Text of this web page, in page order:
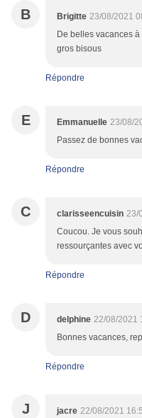
B Brigitte 23/08/2021
De belles vacances
gros bisous
Répondre
E Emmanuelle 23/08/
Passez de bonnes
Répondre
C clarisseencuisin 23/
Coucou. Je vous
ressourçantes avec
Répondre
D delphine 22/08/2021
Bonnes vacances,
Répondre
J jacre 22/08/2021